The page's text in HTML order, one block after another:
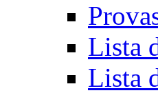
Lista
Lista